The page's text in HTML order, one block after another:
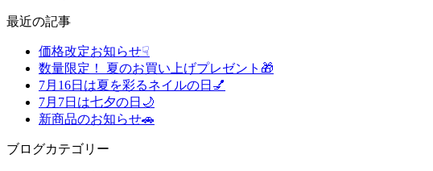
最近の記事
価格改定お知らせ☟
数量限定！ 夏のお買い上げプレゼント🎁
7月16日は夏を彩るネイルの日💅
7月7日は七夕の日🌙
新商品のお知らせ🚗
ブログカテゴリー